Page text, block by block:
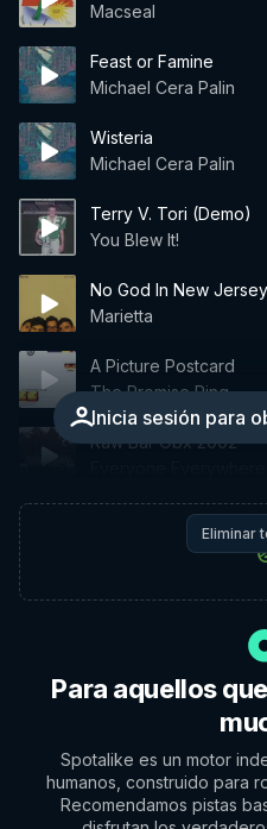
Macseal
Feast or Famine
Michael Cera Palin
Wisteria
Michael Cera Palin
Terry V. Tori (Demo)
You Blew It!
No God In New Jersey
Marietta
Inicia sesión para
A Picture Postcard
The Promise Ring
Raw Bar Obx 2002
Eliminar
Para aquellos
Spotalike es un motor
humanos, construido para
Recomendamos pistas